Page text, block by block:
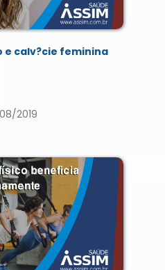
e calv?cie feminina
2019